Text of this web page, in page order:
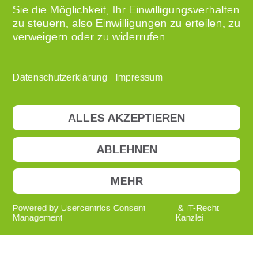
Anita Bechtold
Quereinsteigerin